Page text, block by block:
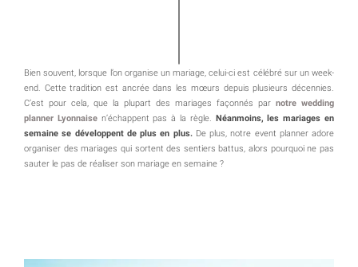
Bien souvent, lorsque l’on organise un mariage, celui-ci est célébré sur un week-
end. Cette tradition est ancrée dans les mœurs depuis plusieurs décennies.
C’est pour cela, que la plupart des mariages façonnés par notre wedding
planner Lyonnaisen’échappent pas à la règle. Néanmoins, les mariages en
semaine se développent de plus en plus. De plus, notre event planner adore
organiser des mariages qui sortent des sentiers battus, alors pourquoi ne pas
sauter le pas de réaliser son mariage en semaine ?